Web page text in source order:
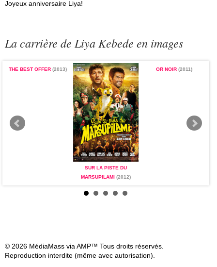
Joyeux anniversaire Liya!
La carrière de Liya Kebede en images
THE BEST OFFER(2013)
SUR LA PISTE DU
MARSUPILAMI
(2012)
OR NOIR(2011)
© 2026 MédiaMass via AMP™ Tous droits réservés.
Reproduction interdite (même avec autorisation).